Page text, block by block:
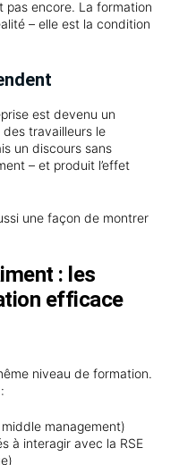
pas encore. La formation
– elle est la condition
est devenu un
des travailleurs le
un discours sans
– et produit l’effet
une façon de montrer
: les
efficace
niveau de formation.
management)
à interagir avec la RSE